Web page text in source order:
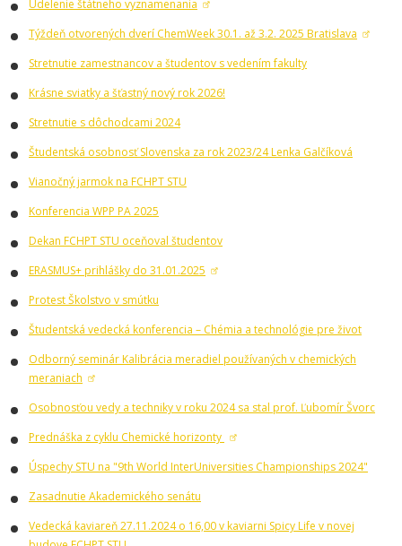
Udelenie štátneho vyznamenania
Týždeň otvorených dverí ChemWeek 30.1. až 3.2. 2025 Bratislava
Stretnutie zamestnancov a študentov s vedením fakulty
Krásne sviatky a šťastný nový rok 2026!
Stretnutie s dôchodcami 2024
Študentská osobnosť Slovenska za rok 2023/24 Lenka Galčíková
Vianočný jarmok na FCHPT STU
Konferencia WPP PA 2025
Dekan FCHPT STU oceňoval študentov
ERASMUS+ prihlášky do 31.01.2025
Protest Školstvo v smútku
Študentská vedecká konferencia – Chémia a technológie pre život
Odborný seminár Kalibrácia meradiel používaných v chemických
meraniach
Osobnosťou vedy a techniky v roku 2024 sa stal prof. Ľubomír Švorc
Prednáška z cyklu Chemické horizonty
Úspechy STU na "9th World InterUniversities Championships 2024"
Zasadnutie Akademického senátu
Vedecká kaviareň 27.11.2024 o 16,00 v kaviarni Spicy Life v novej